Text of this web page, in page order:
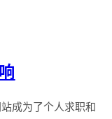
成为了个人求职和